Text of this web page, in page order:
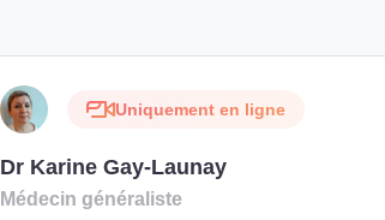
Uniquement en ligne
Dr Karine Gay-Launay
Médecin généraliste